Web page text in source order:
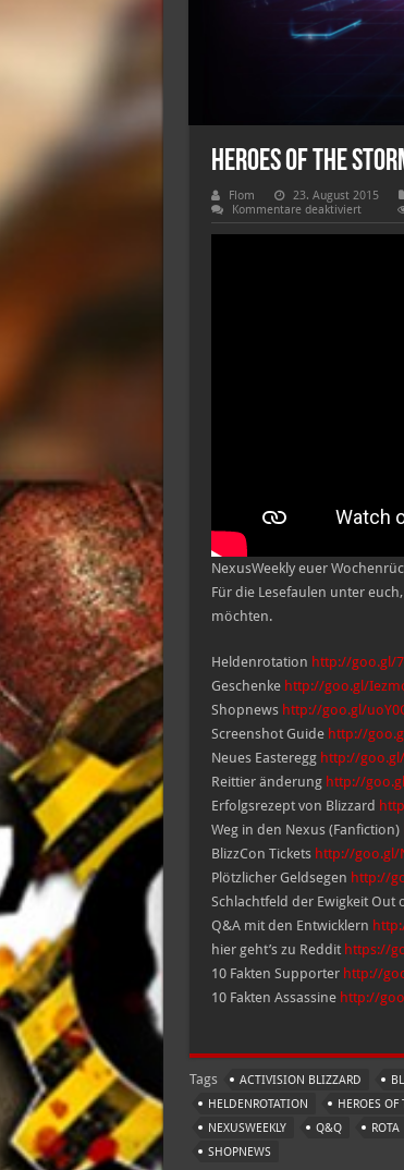
Heroes of the
Flom 23. August 2015
Kommentare deaktiviertfür
Heroes
of
NexusWeekly euer
Für die Lesefaulen unter
möchten.
Heldenrotation http://goo.gl/
Geschenke http://goo.gl/
Shopnews http://goo.gl/
Screenshot Guide http://
Neues Easteregg http://
Reittier änderung http://
Erfolgsrezept von Blizzard
Weg in den Nexus (Fanfiction)
BlizzCon Tickets http://goo.gl/
Plötzlicher Geldsegen http://
Schlachtfeld der Ewigkeit Out
Q&A mit den Entwicklern
hier geht’s zu Reddit https://
10 Fakten Supporter http://
10 Fakten Assassine http://
Tags ACTIVISION BLIZZARD
HELDENROTATION
HEROES OF
NEXUSWEEKLY
Q&Q ROTA
SHOPNEWS